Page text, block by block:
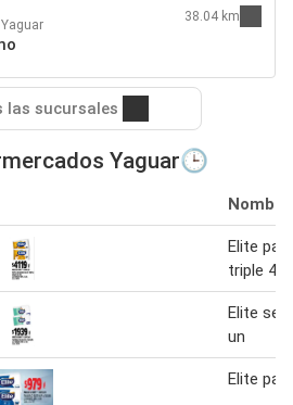
38.04 km
las sucursales
Yaguar🕒
Nombre
Elite
triple 4
Elite
un
Elite